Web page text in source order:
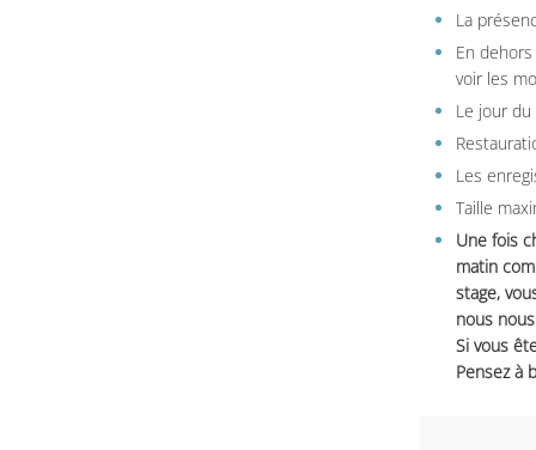
La
En
voir les
Le jour
Les
Taille
Une fois
matin
stage,
nous
Si vous
Pensez à